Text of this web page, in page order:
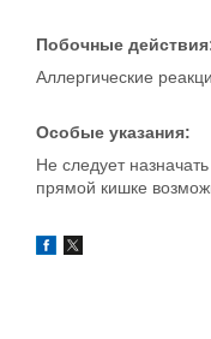
Побочные
Аллергические
Особые указания:
Не следует
прямой кишке